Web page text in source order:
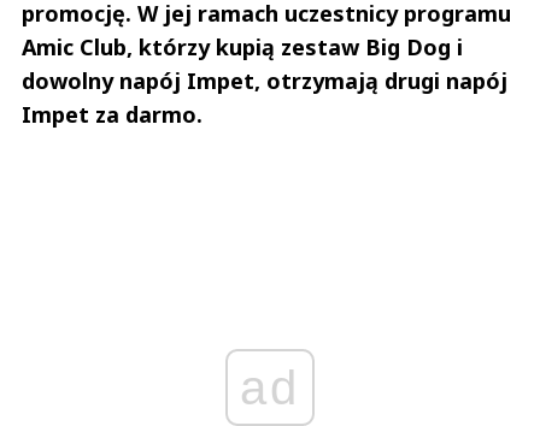
promocję. W jej ramach uczestnicy programu
Amic Club, którzy kupią zestaw Big Dog i
dowolny napój Impet, otrzymają drugi napój
Impet za darmo.
ad